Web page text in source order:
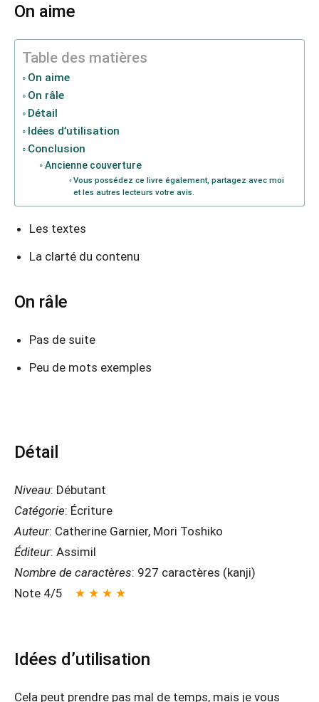
On aime
Table des matières
On aime
On râle
Détail
Idées d’utilisation
Conclusion
Ancienne couverture
Vous possédez ce livre également, partagez avec moi
et les autres lecteurs votre avis.
Les textes
La clarté du contenu
On râle
Pas de suite
Peu de mots exemples
Détail
Niveau: Débutant
Catégorie: Écriture
Auteur: Catherine Garnier, Mori Toshiko
Éditeur: Assimil
Nombre de caractères: 927 caractères (kanji)
Note 4/5 ★ ★ ★ ★
Idées d’utilisation
Cela peut prendre pas mal de temps, mais je vous